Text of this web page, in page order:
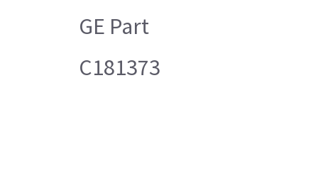
GE Part
C181373